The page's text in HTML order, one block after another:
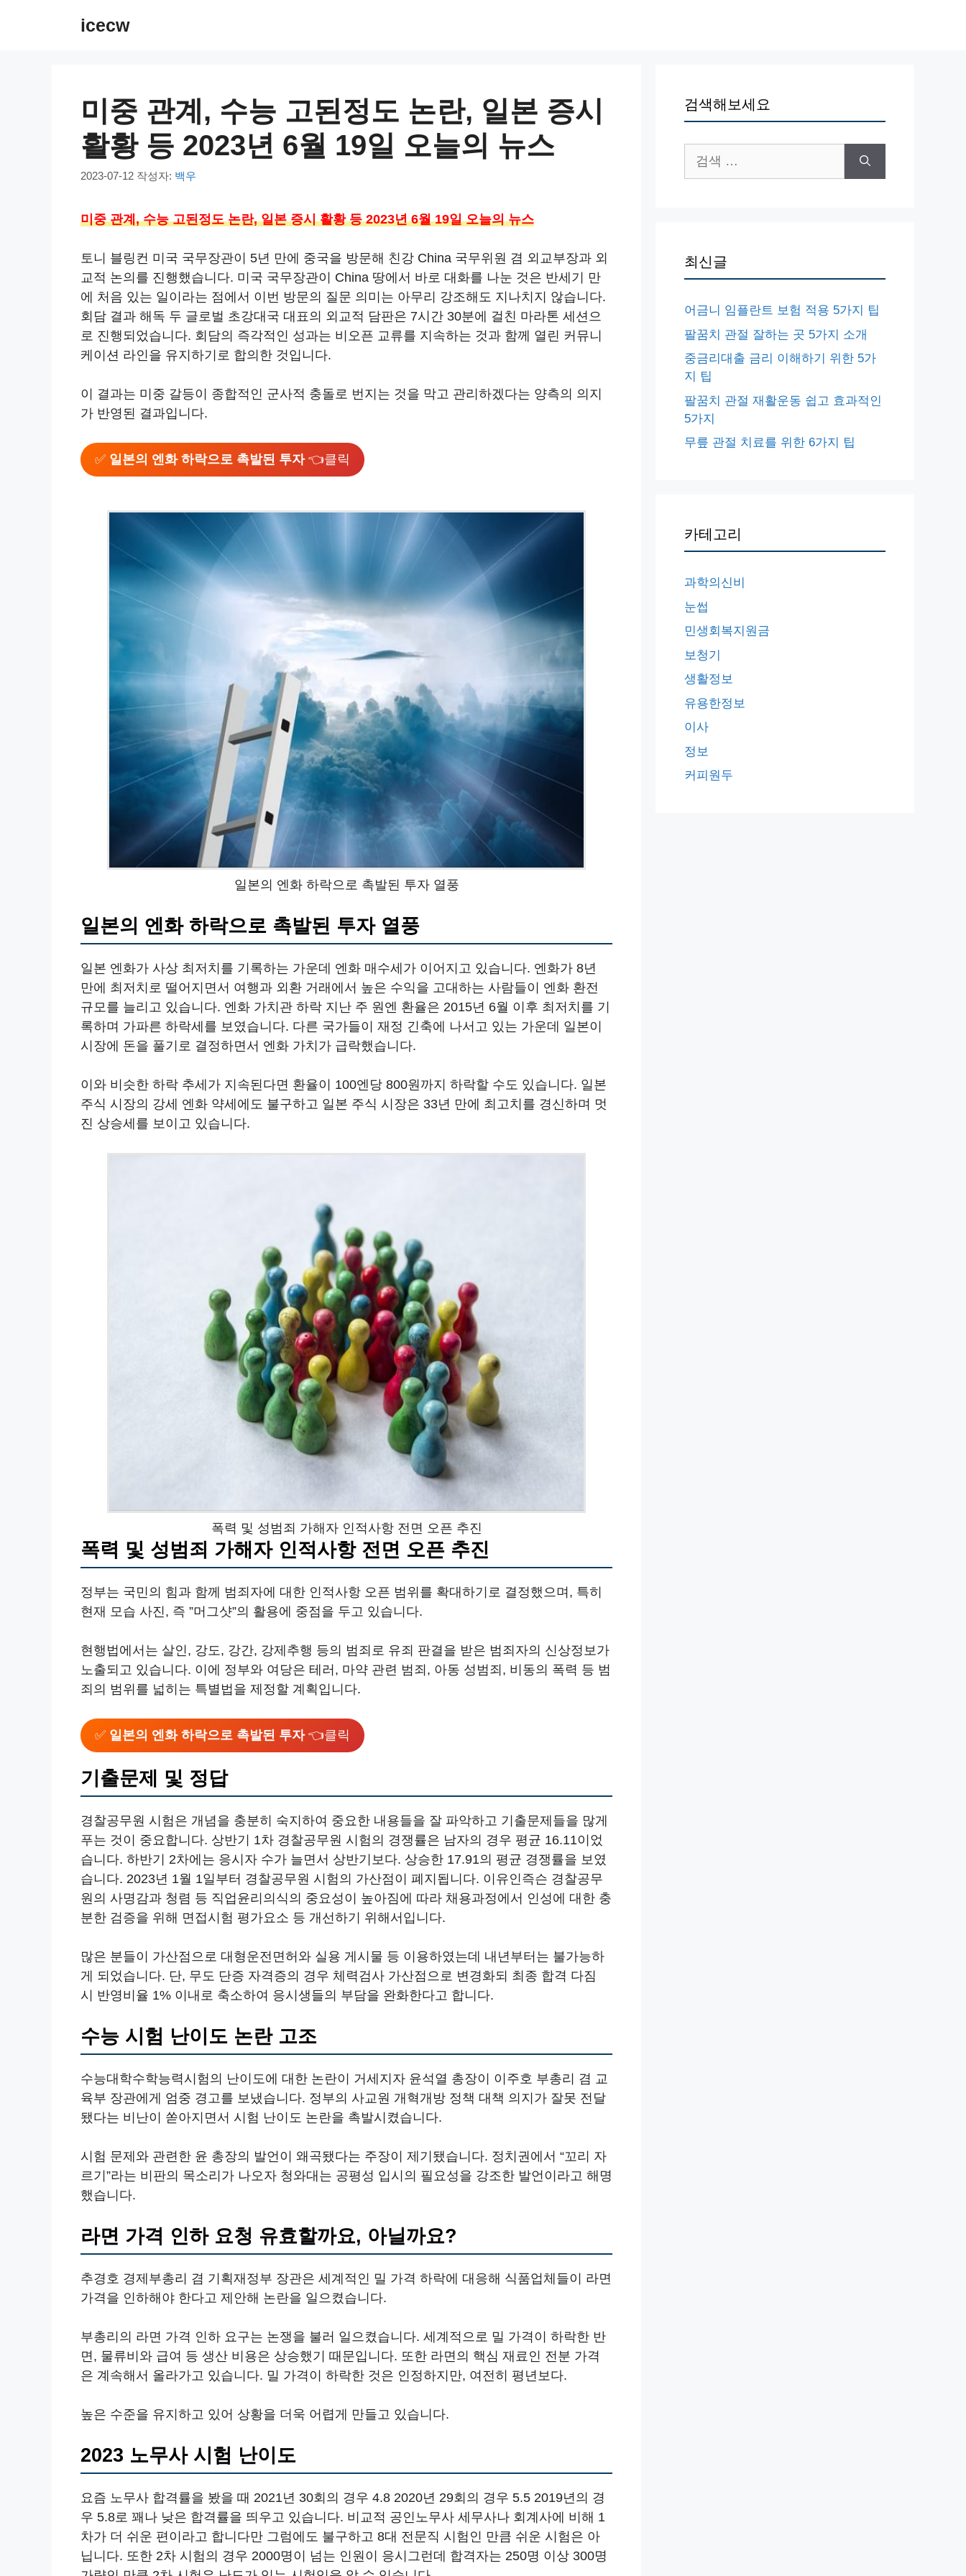
icecw
미중 관계, 수능 고된정도 논란, 일본 증시
활황 등 2023년 6월 19일 오늘의 뉴스
2023-07-12 작성자: 백우
미중 관계, 수능 고된정도 논란, 일본 증시 활황 등 2023년 6월 19일 오늘의 뉴스
토니 블링컨 미국 국무장관이 5년 만에 중국을 방문해 친강 China 국무위원 겸 외교부장과 외
교적 논의를 진행했습니다. 미국 국무장관이 China 땅에서 바로 대화를 나눈 것은 반세기 만
에 처음 있는 일이라는 점에서 이번 방문의 질문 의미는 아무리 강조해도 지나치지 않습니다.
회담 결과 해독 두 글로벌 초강대국 대표의 외교적 담판은 7시간 30분에 걸친 마라톤 세션으
로 진행되었습니다. 회담의 즉각적인 성과는 비오픈 교류를 지속하는 것과 함께 열린 커뮤니
케이션 라인을 유지하기로 합의한 것입니다.
이 결과는 미중 갈등이 종합적인 군사적 충돌로 번지는 것을 막고 관리하겠다는 양측의 의지
가 반영된 결과입니다.
✅ 일본의 엔화 하락으로 촉발된 투자👈클릭
일본의 엔화 하락으로 촉발된 투자 열풍
일본의 엔화 하락으로 촉발된 투자 열풍
일본 엔화가 사상 최저치를 기록하는 가운데 엔화 매수세가 이어지고 있습니다. 엔화가 8년
만에 최저치로 떨어지면서 여행과 외환 거래에서 높은 수익을 고대하는 사람들이 엔화 환전
규모를 늘리고 있습니다. 엔화 가치관 하락 지난 주 원엔 환율은 2015년 6월 이후 최저치를 기
록하며 가파른 하락세를 보였습니다. 다른 국가들이 재정 긴축에 나서고 있는 가운데 일본이
시장에 돈을 풀기로 결정하면서 엔화 가치가 급락했습니다.
이와 비슷한 하락 추세가 지속된다면 환율이 100엔당 800원까지 하락할 수도 있습니다. 일본
주식 시장의 강세 엔화 약세에도 불구하고 일본 주식 시장은 33년 만에 최고치를 경신하며 멋
진 상승세를 보이고 있습니다.
폭력 및 성범죄 가해자 인적사항 전면 오픈 추진
폭력 및 성범죄 가해자 인적사항 전면 오픈 추진
정부는 국민의 힘과 함께 범죄자에 대한 인적사항 오픈 범위를 확대하기로 결정했으며, 특히
현재 모습 사진, 즉 ”머그샷”의 활용에 중점을 두고 있습니다.
현행법에서는 살인, 강도, 강간, 강제추행 등의 범죄로 유죄 판결을 받은 범죄자의 신상정보가
노출되고 있습니다. 이에 정부와 여당은 테러, 마약 관련 범죄, 아동 성범죄, 비동의 폭력 등 범
죄의 범위를 넓히는 특별법을 제정할 계획입니다.
✅ 일본의 엔화 하락으로 촉발된 투자👈클릭
기출문제 및 정답
경찰공무원 시험은 개념을 충분히 숙지하여 중요한 내용들을 잘 파악하고 기출문제들을 많게
푸는 것이 중요합니다. 상반기 1차 경찰공무원 시험의 경쟁률은 남자의 경우 평균 16.11이었
습니다. 하반기 2차에는 응시자 수가 늘면서 상반기보다. 상승한 17.91의 평균 경쟁률을 보였
습니다. 2023년 1월 1일부터 경찰공무원 시험의 가산점이 폐지됩니다. 이유인즉슨 경찰공무
원의 사명감과 청렴 등 직업윤리의식의 중요성이 높아짐에 따라 채용과정에서 인성에 대한 충
분한 검증을 위해 면접시험 평가요소 등 개선하기 위해서입니다.
많은 분들이 가산점으로 대형운전면허와 실용 게시물 등 이용하였는데 내년부터는 불가능하
게 되었습니다. 단, 무도 단증 자격증의 경우 체력검사 가산점으로 변경화되 최종 합격 다짐
시 반영비율 1% 이내로 축소하여 응시생들의 부담을 완화한다고 합니다.
수능 시험 난이도 논란 고조
수능대학수학능력시험의 난이도에 대한 논란이 거세지자 윤석열 총장이 이주호 부총리 겸 교
육부 장관에게 엄중 경고를 보냈습니다. 정부의 사교원 개혁개방 정책 대책 의지가 잘못 전달
됐다는 비난이 쏟아지면서 시험 난이도 논란을 촉발시켰습니다.
시험 문제와 관련한 윤 총장의 발언이 왜곡됐다는 주장이 제기됐습니다. 정치권에서 “꼬리 자
르기”라는 비판의 목소리가 나오자 청와대는 공평성 입시의 필요성을 강조한 발언이라고 해명
했습니다.
라면 가격 인하 요청 유효할까요, 아닐까요?
추경호 경제부총리 겸 기획재정부 장관은 세계적인 밀 가격 하락에 대응해 식품업체들이 라면
가격을 인하해야 한다고 제안해 논란을 일으켰습니다.
부총리의 라면 가격 인하 요구는 논쟁을 불러 일으켰습니다. 세계적으로 밀 가격이 하락한 반
면, 물류비와 급여 등 생산 비용은 상승했기 때문입니다. 또한 라면의 핵심 재료인 전분 가격
은 계속해서 올라가고 있습니다. 밀 가격이 하락한 것은 인정하지만, 여전히 평년보다.
높은 수준을 유지하고 있어 상황을 더욱 어렵게 만들고 있습니다.
2023 노무사 시험 난이도
요즘 노무사 합격률을 봤을 때 2021년 30회의 경우 4.8 2020년 29회의 경우 5.5 2019년의 경
우 5.8로 꽤나 낮은 합격률을 띄우고 있습니다. 비교적 공인노무사 세무사나 회계사에 비해 1
차가 더 쉬운 편이라고 합니다만 그럼에도 불구하고 8대 전문직 시험인 만큼 쉬운 시험은 아
닙니다. 또한 2차 시험의 경우 2000명이 넘는 인원이 응시그런데 합격자는 250명 이상 300명
검색해보세요
색:
최신글
어금니 임플란트 보험 적용 5가지 팁
팔꿈치 관절 잘하는 곳 5가지 소개
중금리대출 금리 이해하기 위한 5가
지 팁
팔꿈치 관절 재활운동 쉽고 효과적인
5가지
무릎 관절 치료를 위한 6가지 팁
카테고리
과학의신비
눈썹
민생회복지원금
보청기
생활정보
유용한정보
이사
정보
커피원두